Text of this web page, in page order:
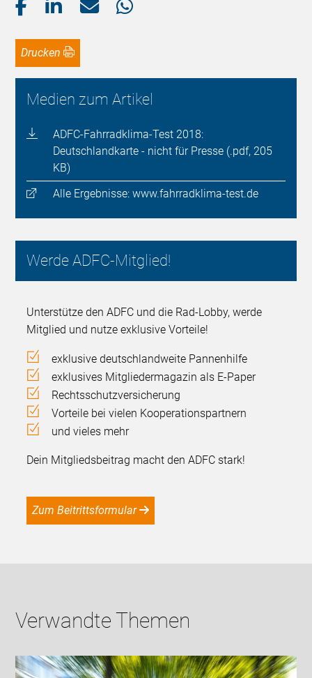
Drucken
Medien zum Artikel
ADFC-Fahrradklima-Test 2018:
Deutschlandkarte - nicht für Presse (.pdf, 205
KB)
Alle Ergebnisse: www.fahrradklima-test.de
Werde ADFC-Mitglied!
Unterstütze den ADFC und die Rad-Lobby, werde
Mitglied und nutze exklusive Vorteile!
exklusive deutschlandweite Pannenhilfe
exklusives Mitgliedermagazin als E-Paper
Rechtsschutzversicherung
Vorteile bei vielen Kooperationspartnern
und vieles mehr
Dein Mitgliedsbeitrag macht den ADFC stark!
Zum Beitrittsformular
Verwandte Themen